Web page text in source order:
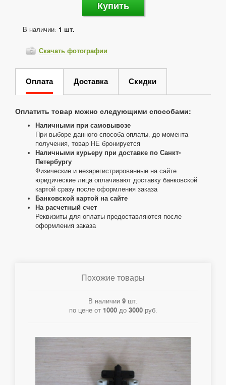
Купить
В наличии: 1 шт.
Скачать фотографии
Оплата Доставка Скидки
Оплатить товар можно следующими способами:
Наличными при самовывозе
При выборе данного способа оплаты, до момента
получения, товар НЕ бронируется
Наличными курьеру при доставке по Санкт-
Петербургу
Физические и незарегистрированные на сайте
юридические лица оплачивают доставку банковской
картой сразу после оформления заказа
Банковской картой на сайте
На расчетный счет
Реквизиты для оплаты предоставляются после
оформления заказа
Похожие товары
В наличии 9 шт.
по цене от 1000до 3000руб.